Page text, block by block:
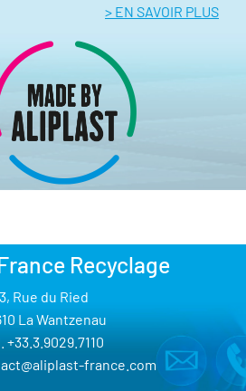
> EN SAVOIR PLUS
Recyclage
3, Rue du Ried
La Wantzenau
+33.3.9029.7110
france.com